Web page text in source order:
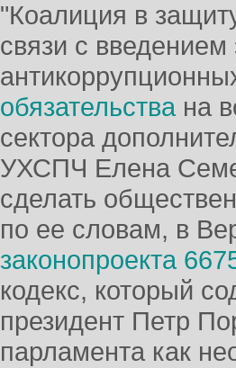
"Коалиция в
связи с
обязательства на
сектора
УХСПЧ Елена
сделать
по ее словам, в
законопроекта
кодекс, который
президент Петр
парламента как